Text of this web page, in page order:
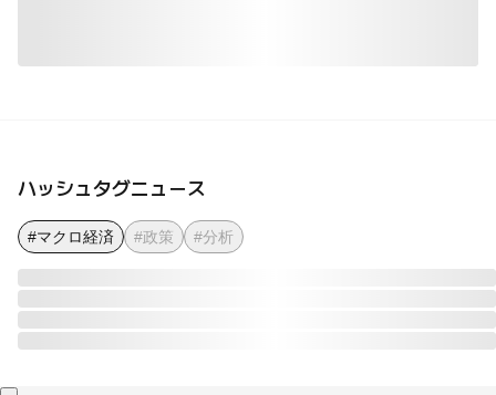
ハッシュタグニュース
#マクロ経済 #政策 #分析